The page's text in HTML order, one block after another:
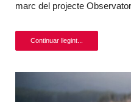
marc del projecte
Continuar llegint...